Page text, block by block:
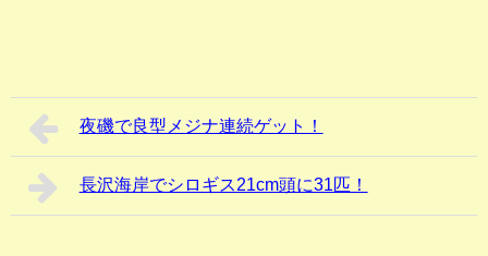
夜磯で良型メジナ連続ゲット！
長沢海岸でシロギス21cm頭に31匹！